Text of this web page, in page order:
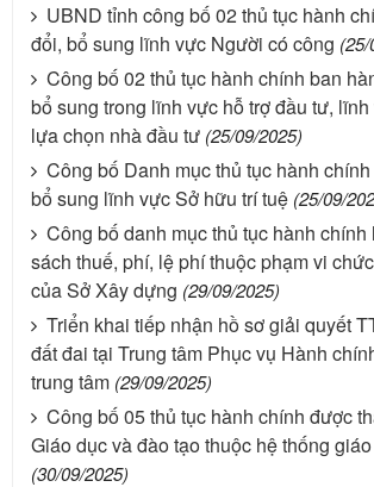
UBND tỉnh công bố 02 thủ tục hành
đổi, bổ sung lĩnh vực Người có công
Công bố 02 thủ tục hành chính ban
bổ sung trong lĩnh vực hỗ trợ đầu tư,
lựa chọn nhà đầu tư (25/09/2025)
Công bố Danh mục thủ tục hành
bổ sung lĩnh vực Sở hữu trí tuệ (25/09/
Công bố danh mục thủ tục hành
sách thuế, phí, lệ phí thuộc phạm vi
của Sở Xây dựng (29/09/2025)
Triển khai tiếp nhận hồ sơ giải quyết
đất đai tại Trung tâm Phục vụ Hành
trung tâm (29/09/2025)
Công bố 05 thủ tục hành chính được
Giáo dục và đào tạo thuộc hệ thống
(30/09/2025)